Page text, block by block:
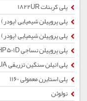
پلی کربنات 1822UR
پلی پروپیلن شیمیایی (پودر) ZH500M
پلی پروپیلن شیمیایی (پودر) ZB548R
پلی پروپیلن نساجی HP501D
پلی اتیلن سنگین تزریقی 6040UA
پلی استایرن معمولی 1160
تولوئن